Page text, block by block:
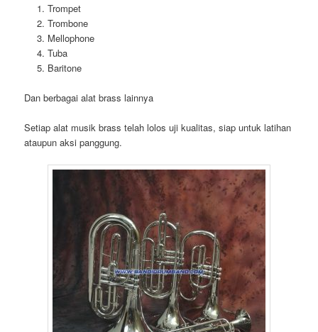
Trompet
Trombone
Mellophone
Tuba
Baritone
Dan berbagai alat brass lainnya
Setiap alat musik brass telah lolos uji kualitas, siap untuk latihan
ataupun aksi panggung.